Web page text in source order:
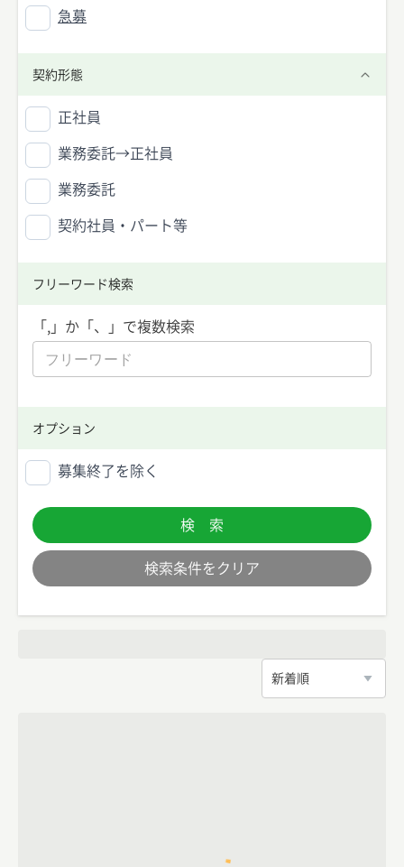
急募
契約形態
正社員
業務委託→正社員
業務委託
契約社員・パート等
フリーワード検索
「,」か「、」で複数検索
オプション
募集終了を除く
検 索
検索条件をクリア